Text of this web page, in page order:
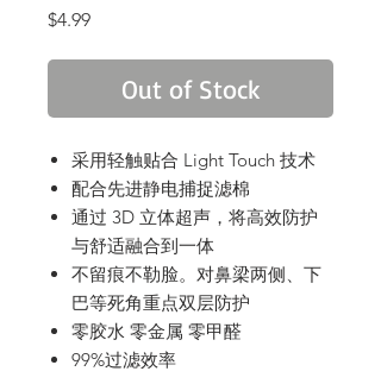
$4.99Price
Out of Stock
采用轻触贴合 Light Touch 技术
配合先进静电捕捉滤棉
通过 3D 立体超声，将高效防护
与舒适融合到一体
不留痕不勒脸。对鼻梁两侧、下
巴等死角重点双层防护
零胶水 零金属 零甲醛
99%过滤效率